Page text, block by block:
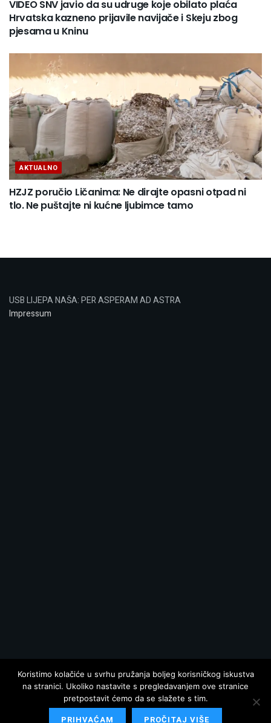
VIDEO SNV javio da su udruge koje obilato plaća
Hrvatska kazneno prijavile navijače i Skeju zbog
pjesama u Kninu
AKTUALNO
HZJZ poručio Ličanima: Ne dirajte opasni otpad ni
tlo. Ne puštajte ni kućne ljubimce tamo
USB LIJEPA NAŠA: PER ASPERAM AD ASTRA
Impressum
Koristimo kolačiće u svrhu pružanja boljeg korisničkog iskustva
na stranici. Ukoliko nastavite s pregledavanjem ove stranice
pretpostavit ćemo da se slažete s tim.
PRIHVAĆAM PROČITAJ VIŠE